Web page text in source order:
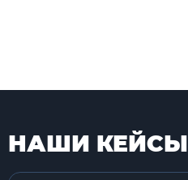
НАШИ КЕЙСЫ